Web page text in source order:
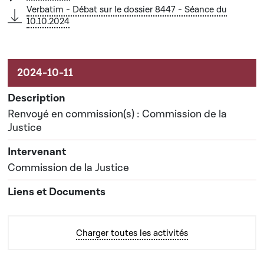
Verbatim - Débat sur le dossier 8447 - Séance du
10.10.2024
Renvoyé en commission(s) : Commission de la
Justice
Commission de la Justice
Charger toutes les activités